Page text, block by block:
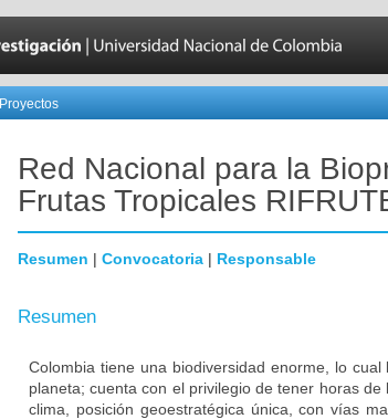
Proyectos
Red Nacional para la
Frutas Tropicales
Resumen | Convocatoria | Responsable
Resumen
Colombia tiene una biodiversidad enorme, lo
planeta; cuenta con el privilegio de tener horas
clima, posición geoestratégica única, con vías